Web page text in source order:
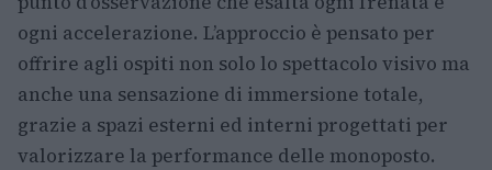
ogni accelerazione. L’approccio è pensato per
offrire agli ospiti non solo lo spettacolo visivo ma
anche una sensazione di immersione totale,
grazie a spazi esterni ed interni progettati per
valorizzare la performance delle monoposto.